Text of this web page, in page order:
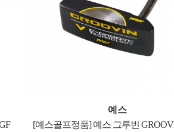
예스
[예스골프정품] 예스 그루빈